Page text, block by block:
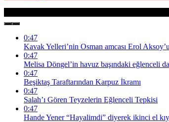
0:47
Kavak Yelleri’nin Osman amcası Erol
0:47
Melisa Döngel’in havuz başındaki eğlenceli
0:47
Beşiktaş Taraftarından Karpuz İkramı
0:47
Salah’ı Gören Teyzelerin Eğlenceli Tepkisi
0:47
Hande Yener “Hayalimdi” diyerek ikinci el